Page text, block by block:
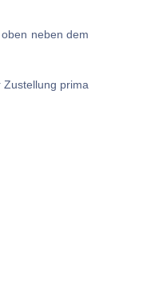
neben dem
Zustellung prima